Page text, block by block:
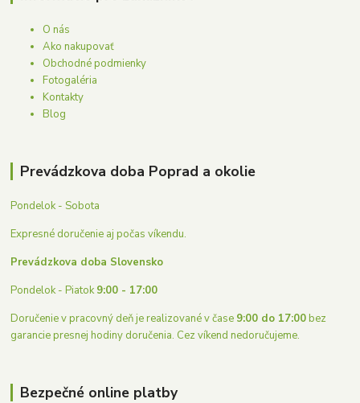
O nás
Ako nakupovať
Obchodné podmienky
Fotogaléria
Kontakty
Blog
Prevádzkova doba Poprad a okolie
Pondelok - Sobota
Expresné doručenie aj počas víkendu.
Prevádzkova doba Slovensko
Pondelok - Piatok9:00 - 17:00
Doručenie v pracovný deň je realizované v čase 9:00 do 17:00bez
garancie presnej hodiny doručenia. Cez víkend nedoručujeme.
Bezpečné online platby